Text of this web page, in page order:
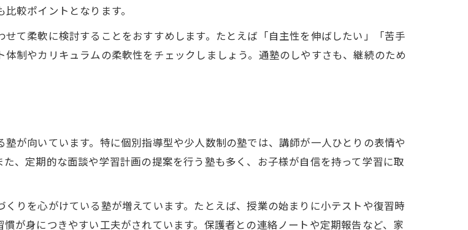
較ポイントとなります。
て柔軟に検討することをおすすめします。たとえば「自主性を伸ばしたい」「苦手
制やカリキュラムの柔軟性をチェックしましょう。通塾のしやすさも、継続のため
が向いています。特に個別指導型や少人数制の塾では、講師が一人ひとりの表情や
、定期的な面談や学習計画の提案を行う塾も多く、お子様が自信を持って学習に取
りを心がけている塾が増えています。たとえば、授業の始まりに小テストや復習時
が身につきやすい工夫がされています。保護者との連絡ノートや定期報告など、家